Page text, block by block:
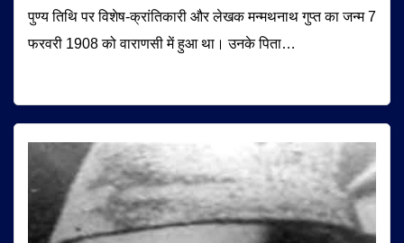
पुण्य तिथि पर विशेष-क्रांतिकारी और लेखक मन्मथनाथ गुप्त का जन्म 7
फरवरी 1908 को वाराणसी में हुआ था। उनके पिता…